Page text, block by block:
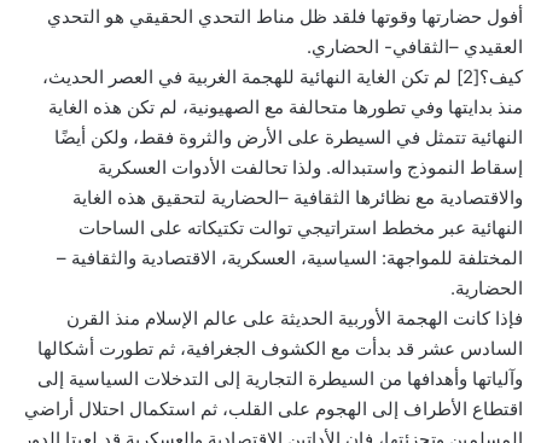
أفول حضارتها وقوتها فلقد ظل مناط التحدي الحقيقي هو التحدي
العقيدي –الثقافي- الحضاري.
كيف؟[2] لم تكن الغاية النهائية للهجمة الغربية في العصر الحديث،
منذ بدايتها وفي تطورها متحالفة مع الصهيونية، لم تكن هذه الغاية
النهائية تتمثل في السيطرة على الأرض والثروة فقط، ولكن أيضًا
إسقاط النموذج واستبداله. ولذا تحالفت الأدوات العسكرية
والاقتصادية مع نظائرها الثقافية –الحضارية لتحقيق هذه الغاية
النهائية عبر مخطط استراتيجي توالت تكتيكاته على الساحات
المختلفة للمواجهة: السياسية، العسكرية، الاقتصادية والثقافية –
الحضارية.
فإذا كانت الهجمة الأوربية الحديثة على عالم الإسلام منذ القرن
السادس عشر قد بدأت مع الكشوف الجغرافية، ثم تطورت أشكالها
وآلياتها وأهدافها من السيطرة التجارية إلى التدخلات السياسية إلى
اقتطاع الأطراف إلى الهجوم على القلب، ثم استكمال احتلال أراضي